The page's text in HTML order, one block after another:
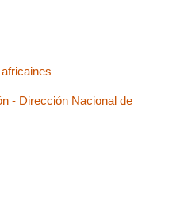
- Dirección Nacional de